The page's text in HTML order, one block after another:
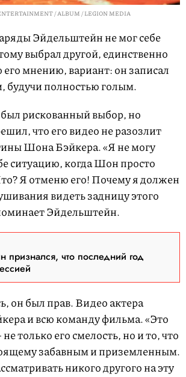
/ ALBUM / LEGION MEDIA
Эйдельштейн не мог себе
выбрал другой, единственно
мнению, вариант: он записал
будучи полностью голым.
рискованный выбор, но
что его видео не разозлит
Шона Бэйкера. «Я не могу
ситуацию, когда Шон просто
Я отменю его! Почему я должен
видеть задницу этого
Эйдельштейн.
что последний год
он был прав. Видео актера
и всю команду фильма. «Это
только его смелость, но и то, что
забавным и приземленным.
никого другого на эту